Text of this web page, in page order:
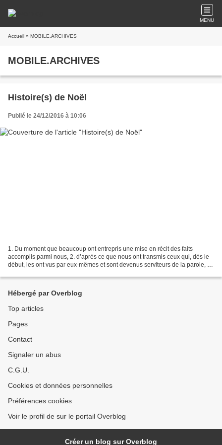
MENU
Accueil » MOBILE.ARCHIVES
MOBILE.ARCHIVES
Histoire(s) de Noël
Publié le 24/12/2016 à 10:06
1. Du moment que beaucoup ont entrepris une mise en récit des faits
accomplis parmi nous, 2. d’après ce que nous ont transmis ceux qui, dès le
début, les ont vus par eux-mêmes et sont devenus serviteurs de la parole, 3.
Hébergé par Overblog
Top articles
Pages
Contact
Signaler un abus
C.G.U.
Cookies et données personnelles
Préférences cookies
Voir le profil de sur le portail Overblog
Créer un blog sur Overblog